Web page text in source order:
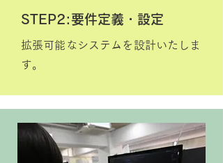
STEP2: 要件定義・設定
拡張可能なシステムを設計いたしま
す。